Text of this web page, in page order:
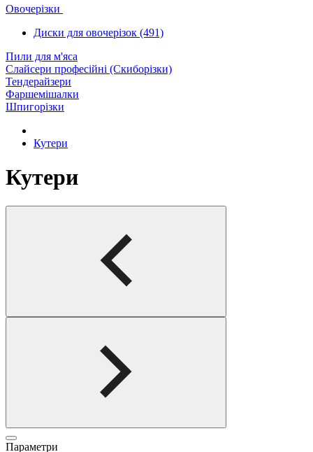
Овочерізки
Диски для овочерізок (491)
Пили для м'яса
Слайсери професійні (Скиборізки)
Тендерайзери
Фаршемішалки
Шпигорізки
Кутери
Кутери
Параметри